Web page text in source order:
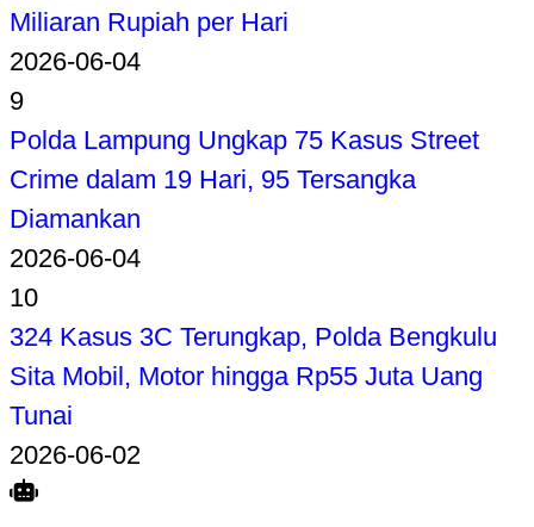
Miliaran Rupiah per Hari
2026-06-04
9
Polda Lampung Ungkap 75 Kasus Street
Crime dalam 19 Hari, 95 Tersangka
Diamankan
2026-06-04
10
324 Kasus 3C Terungkap, Polda Bengkulu
Sita Mobil, Motor hingga Rp55 Juta Uang
Tunai
2026-06-02